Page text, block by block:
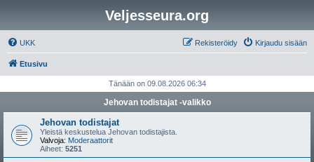
Veljesseura.org
UKK Kirjaudu sisään
Rekisteröidy
Etusivu
Tänään on 09.08.2026 06:34
Jehovan todistajat -valikko
Jehovan todistajat
Yleistä keskustelua Jehovan todistajista.
Valvoja: Moderaattorit
Aiheet: 5251